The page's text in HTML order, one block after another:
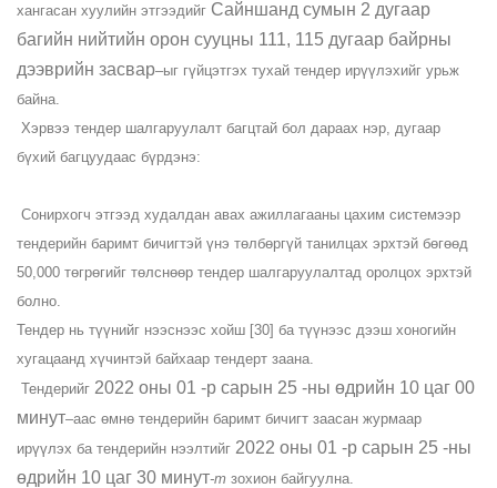
хангасан хуулийн этгээдийг Сайншанд сумын 2 дугаар
багийн нийтийн орон сууцны 111, 115 дугаар байрны
дээврийн засвар–ыг гүйцэтгэх тухай тендер ирүүлэхийг урьж
байна.
Хэрвээ тендер шалгаруулалт багцтай бол дараах нэр, дугаар
бүхий багцуудаас бүрдэнэ:
Сонирхогч этгээд худалдан авах ажиллагааны цахим системээр
тендерийн баримт бичигтэй үнэ төлбөргүй танилцах эрхтэй бөгөөд
50,000 төгрөгийг төлснөөр тендер шалгаруулалтад оролцох эрхтэй
болно.
Тендер нь түүнийг нээснээс хойш [30] ба түүнээс дээш хоногийн
хугацаанд хүчинтэй байхаар тендерт заана.
Тендерийг 2022 оны 01 -р сарын 25 -ны өдрийн 10 цаг 00
минут–аас өмнө тендерийн баримт бичигт заасан журмаар
ирүүлэх ба тендерийн нээлтийг 2022 оны 01 -р сарын 25 -ны
өдрийн 10 цаг 30 минут-т зохион байгуулна.